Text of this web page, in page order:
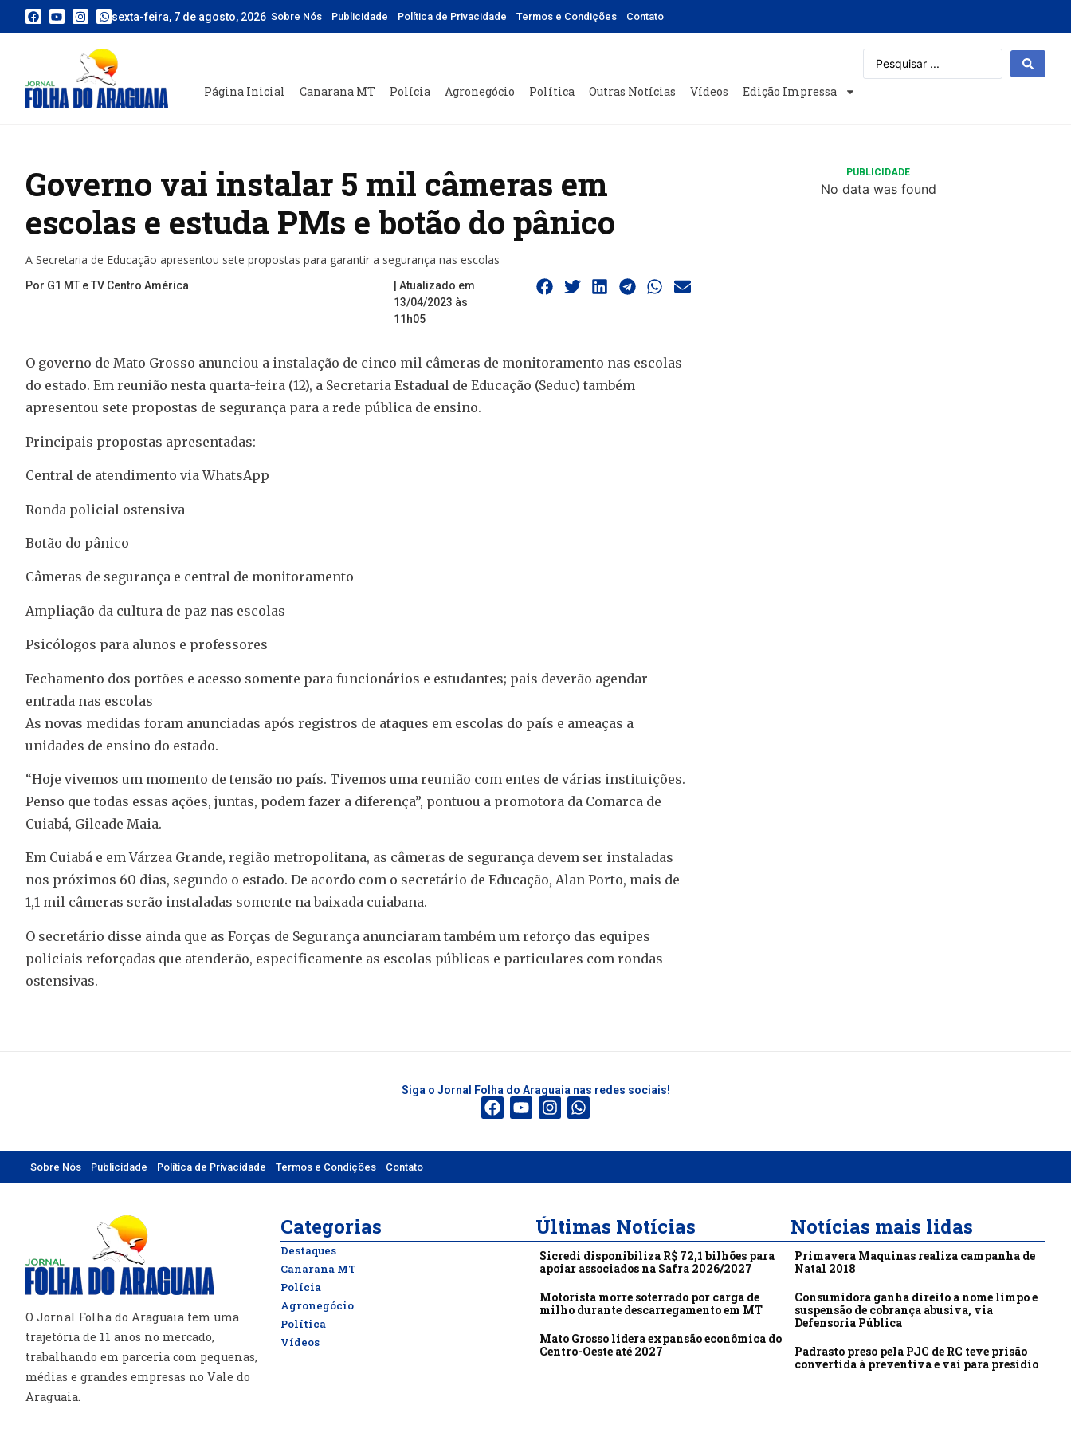
sexta-feira, 7 de agosto, 2026 Sobre Nós Publicidade Política de Privacidade Termos e Condições Contato
Página Inicial Canarana MT Polícia Agronegócio Política Outras Notícias Vídeos Edição Impressa
Governo vai instalar 5 mil câmeras em
escolas e estuda PMs e botão do pânico
A Secretaria de Educação apresentou sete propostas para garantir a segurança nas escolas
Por G1 MT e TV Centro América
| Atualizado em
13/04/2023 às
11h05
O governo de Mato Grosso anunciou a instalação de cinco mil câmeras de monitoramento nas escolas
do estado. Em reunião nesta quarta-feira (12), a Secretaria Estadual de Educação (Seduc) também
apresentou sete propostas de segurança para a rede pública de ensino.
Principais propostas apresentadas:
Central de atendimento via WhatsApp
Ronda policial ostensiva
Botão do pânico
Câmeras de segurança e central de monitoramento
Ampliação da cultura de paz nas escolas
Psicólogos para alunos e professores
Fechamento dos portões e acesso somente para funcionários e estudantes; pais deverão agendar
entrada nas escolas
As novas medidas foram anunciadas após registros de ataques em escolas do país e ameaças a
unidades de ensino do estado.
“Hoje vivemos um momento de tensão no país. Tivemos uma reunião com entes de várias instituições.
Penso que todas essas ações, juntas, podem fazer a diferença”, pontuou a promotora da Comarca de
Cuiabá, Gileade Maia.
Em Cuiabá e em Várzea Grande, região metropolitana, as câmeras de segurança devem ser instaladas
nos próximos 60 dias, segundo o estado. De acordo com o secretário de Educação, Alan Porto, mais de
1,1 mil câmeras serão instaladas somente na baixada cuiabana.
O secretário disse ainda que as Forças de Segurança anunciaram também um reforço das equipes
policiais reforçadas que atenderão, especificamente as escolas públicas e particulares com rondas
ostensivas.
PUBLICIDADE
No data was found
Siga o Jornal Folha do Araguaia nas redes sociais!
Sobre Nós Publicidade Política de Privacidade Termos e Condições Contato
O Jornal Folha do Araguaia tem uma
trajetória de 11 anos no mercado,
trabalhando em parceria com pequenas,
médias e grandes empresas no Vale do
Araguaia.
Categorias
Destaques
Canarana MT
Polícia
Agronegócio
Política
Vídeos
Últimas Notícias
Sicredi disponibiliza R$ 72,1 bilhões para
apoiar associados na Safra 2026/2027
Motorista morre soterrado por carga de
milho durante descarregamento em MT
Mato Grosso lidera expansão econômica do
Centro-Oeste até 2027
Notícias mais lidas
Primavera Maquinas realiza campanha de
Natal 2018
Consumidora ganha direito a nome limpo e
suspensão de cobrança abusiva, via
Defensoria Pública
Padrasto preso pela PJC de RC teve prisão
convertida à preventiva e vai para presídio